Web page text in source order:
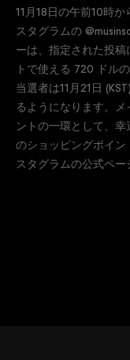
11月18日の午前10時
スタグラムの
ーは、指定された投
トで使える 720 ドル
当選者は11月21日
るようになります。メ
ントの一環として、
のショッピングポイン
スタグラムの公式ペー